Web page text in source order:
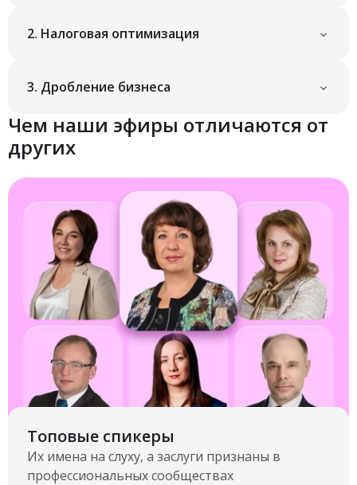
2. Налоговая оптимизация
3. Дробление бизнеса
Чем наши эфиры отличаются от
других
Топовые спикеры
Их имена на слуху, а заслуги признаны в
профессиональных сообществах